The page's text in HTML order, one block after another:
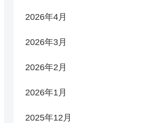
2026年4月
2026年3月
2026年2月
2026年1月
2025年12月